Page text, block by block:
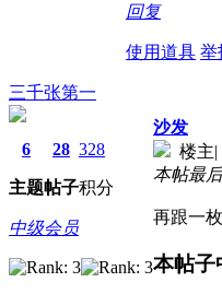
回复
使用道具 举
三千张第一
6
主题
28
帖子
328
积分
中级会员
沙发
楼主|
本帖最
再跟一
本帖子